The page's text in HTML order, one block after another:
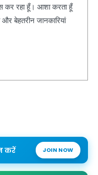
कर रहा हूँ। आशा करता हूँ
बेहतरीन जानकारियां
करें JOIN NOW